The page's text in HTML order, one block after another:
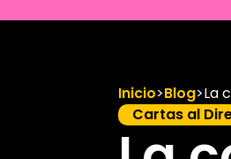
Inicio>Blog>La
Cartas al